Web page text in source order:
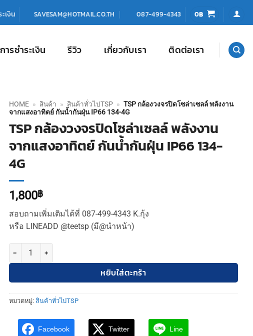
เงิน SAVESAM@HOTMAIL.CO.TH 087-499-4343 0฿
รชำระเงิน รีวิว เกี่ยวกับเรา ติดต่อเรา
HOME » สินค้า » สินค้าทั่วไปTSP » TSP กล้องวงจรปิดโซล่าเซลล์ พลังงาน
จากแสงอาทิตย์ กันน้ำกันฝุ่น IP66 134-4G
TSP กล้องวงจรปิดโซล่าเซลล์ พลังงาน
จากแสงอาทิตย์ กันน้ำกันฝุ่น IP66 134-
4G
1,800฿
สอบถามเพิ่มเติมได้ที่ 087-499-4343 K.กุ้ง
หรือ LINEADD @teetsp (มี@นำหน้า)
จำนวน TSP กล้องวงจรปิดโซล่าเซลล์ พลังงานจากแสงอาทิตย์ กันน้ำกันฝุ่น IP66
หยิบใส่ตะกร้า
หมวดหมู่: สินค้าทั่วไปTSP
Facebook Twitter Line